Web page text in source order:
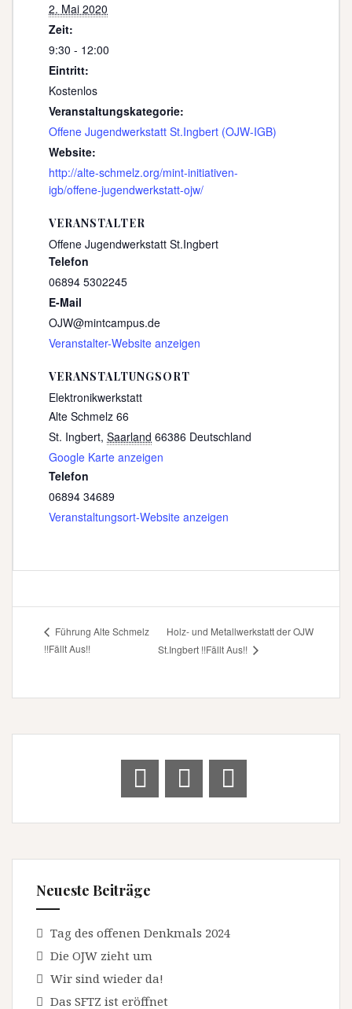
2. Mai 2020
Zeit:
9:30 - 12:00
Eintritt:
Kostenlos
Veranstaltungskategorie:
Offene Jugendwerkstatt St.Ingbert (OJW-IGB)
Website:
http://alte-schmelz.org/mint-initiativen-
igb/offene-jugendwerkstatt-ojw/
VERANSTALTUNGSORT
Elektronikwerkstatt
Alte Schmelz 66
St. Ingbert, Saarland 66386 Deutschland
Google Karte anzeigen
Telefon
06894 34689
Veranstaltungsort-Website anzeigen
VERANSTALTER
Offene Jugendwerkstatt St.Ingbert
Telefon
06894 5302245
E-Mail
OJW@mintcampus.de
Veranstalter-Website anzeigen
Führung Alte Schmelz
!!Fällt Aus!!
Holz- und Metallwerkstatt der OJW
St.Ingbert !!Fällt Aus!!
Neueste Beiträge
Tag des offenen Denkmals 2024
Die OJW zieht um
Wir sind wieder da!
Das SFTZ ist eröffnet